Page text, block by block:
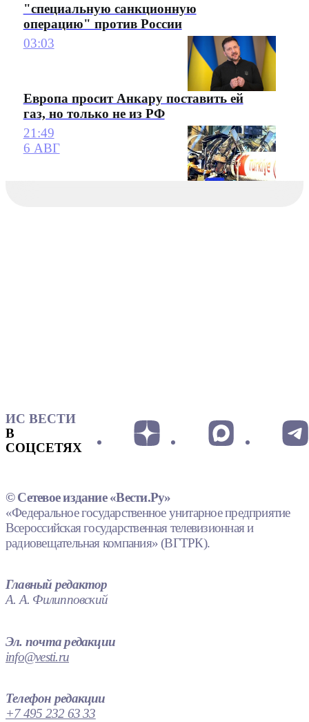
"специальную санкционную
операцию" против России
03:03
Европа просит Анкару поставить ей
газ, но только не из РФ
21:49
6 АВГ
ИС ВЕСТИ
В
СОЦСЕТЯХ
© Сетевое издание «Вести.Ру»
«Федеральное государственное унитарное предприятие
Всероссийская государственная телевизионная и
радиовещательная компания» (ВГТРК).
Главный редактор
А. А. Филипповский
Эл. почта редакции
info@vesti.ru
Телефон редакции
+7 495 232 63 33